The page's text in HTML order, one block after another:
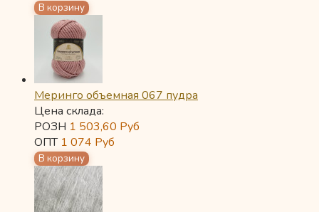
Меринго объемная 067 пудра
Цена склада:
РОЗН 1 503,60 Руб
ОПТ 1 074 Руб